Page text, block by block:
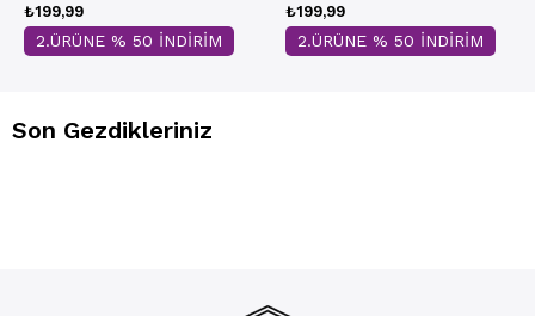
₺199,99
2.ÜRÜNE % 50 İNDİRİM
₺199,99
2.ÜRÜNE % 50 İNDİRİM
Son Gezdikleriniz